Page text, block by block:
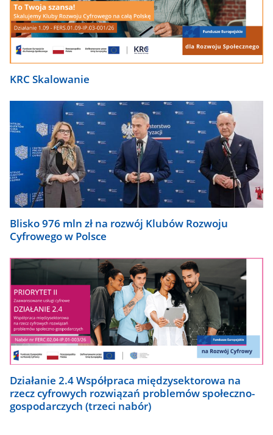
KRC Skalowanie
Blisko 976 mln zł na rozwój Klubów Rozwoju
Cyfrowego w Polsce
Działanie 2.4 Współpraca międzysektorowa na
rzecz cyfrowych rozwiązań problemów społeczno-
gospodarczych (trzeci nabór)